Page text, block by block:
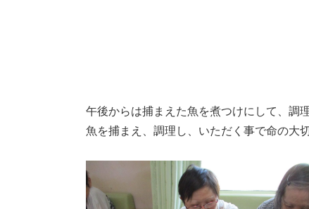
午後からは捕まえた魚を煮つけにして、調
魚を捕まえ、調理し、いただく事で命の大